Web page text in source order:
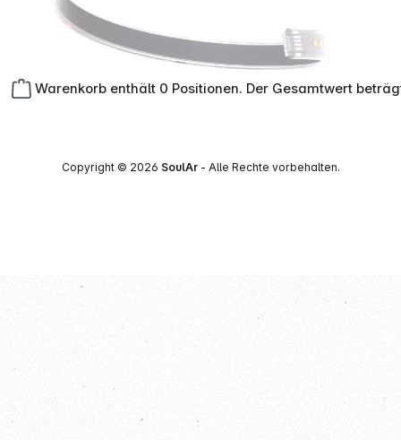
Warenkorb enthält 0 Positionen. Der Gesamtwert
Copyright © 2026 SoulAr- Alle Rechte vorbehalten.